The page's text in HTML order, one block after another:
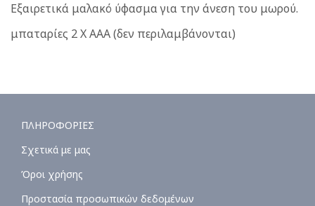
Εξαιρετικά μαλακό ύφασμα για την άνεση του μωρού.
μπαταρίες 2 X AAA (δεν περιλαμβάνονται)
ΠΛΗΡΟΦΟΡΙΕΣ
Σχετικά με μας
Όροι χρήσης
Προστασία προσωπικών δεδομένων